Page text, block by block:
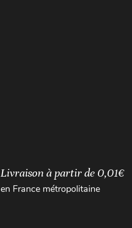
Livraison à partir de 0,01€
en France métropolitaine